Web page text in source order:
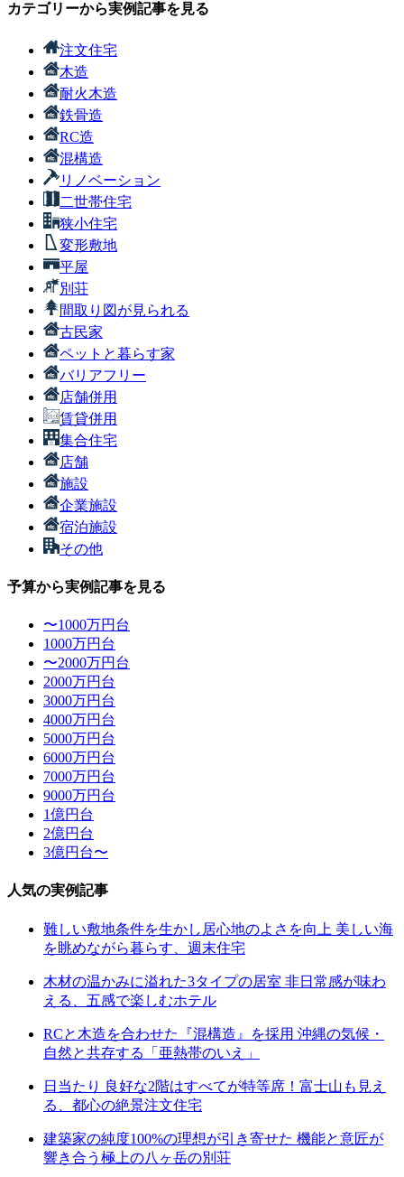
カテゴリーから実例記事を見る
注文住宅
木造
耐火木造
鉄骨造
RC造
混構造
リノベーション
二世帯住宅
狭小住宅
変形敷地
平屋
別荘
間取り図が見られる
古民家
ペットと暮らす家
バリアフリー
店舗併用
賃貸併用
集合住宅
店舗
施設
企業施設
宿泊施設
その他
予算から実例記事を見る
〜1000万円台
1000万円台
〜2000万円台
2000万円台
3000万円台
4000万円台
5000万円台
6000万円台
7000万円台
9000万円台
1億円台
2億円台
3億円台〜
人気の実例記事
難しい敷地条件を生かし居心地のよさを向上 美しい海
を眺めながら暮らす、週末住宅
木材の温かみに溢れた3タイプの居室 非日常感が味わ
える、五感で楽しむホテル
RCと木造を合わせた『混構造』を採用 沖縄の気候・
自然と共存する「亜熱帯のいえ」
日当たり 良好な2階はすべてが特等席！富士山も見え
る、都心の絶景注文住宅
建築家の純度100%の理想が引き寄せた 機能と意匠が
響き合う極上の八ヶ岳の別荘